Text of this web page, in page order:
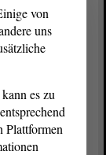
von
oder ob
ist
in
weil
von
uns
es zu
Plattformen